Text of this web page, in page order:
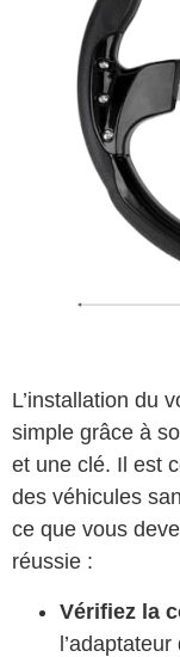
L’installation du
simple grâce à
et une clé. Il est
des véhicules
ce que vous
réussie :
Vérifiez la